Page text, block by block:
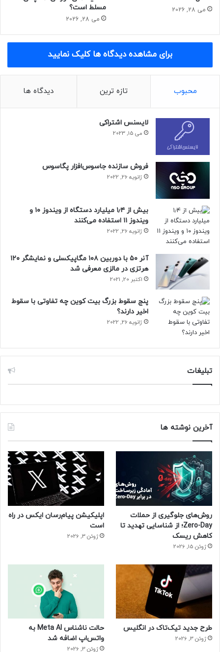
رسانه
می 28, 2026
مسلط است؟
می 28, 2026
برای مشاهده دیدگاه ها کلیک نمایید
محبوب تازه ترین دیدگاه ها
لایسنس اشتراکی
می 15, 2023
فروش سازنده جاسوس‌افزار پگاسوس
ژانویه 26, 2022
بیش از ۱٫۴ میلیارد دستگاه از ویندوز ۱۰ و
ویندوز ۱۱ استفاده می‌کنند
ژانویه 26, 2022
آنر ۵۰ با دوربین ۱۰۸ مگاپیکسلی و نمایشگر ۱۲۰
هرتزی در مالزی معرفی شد
اکتبر 20, 2021
پنج سقوط بزرگ بیت کوین چه تفاوتی با سقوط
اخیر دارند؟
ژانویه 26, 2022
تبلیغات
آخرین نوشته ها
روش‌های جلوگیری از حملات
Zero-Day؛ از شناسایی تهدید تا
کاهش ریسک
ژوئن 15, 2026
اپلیکیشن پیام‌رسان ایکس در راه
است
ژوئن 3, 2026
طرح جدید تیک‌تاک در انگلیس
ژوئن 3, 2026
حالت ناشناس Meta AI به
واتس‌اپ اضافه شد
ژوئن 3, 2026